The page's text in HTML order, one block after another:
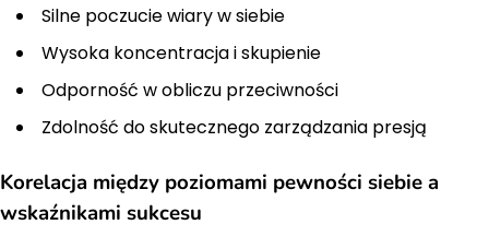
Silne poczucie wiary w siebie
Wysoka koncentracja i skupienie
Odporność w obliczu przeciwności
Zdolność do skutecznego zarządzania presją
Korelacja między poziomami pewności siebie a
wskaźnikami sukcesu